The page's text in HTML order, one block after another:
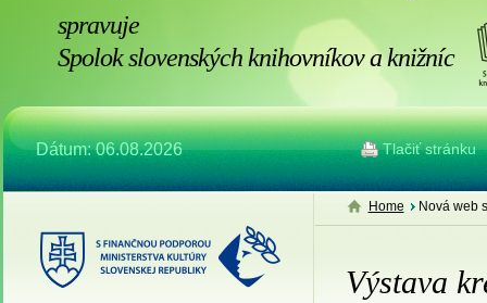
spravuje
Spolok slovenských knihovníkov a knižníc
Dátum: 06.08.2026 Tlačiť stránku
Home Nová web
Výstava